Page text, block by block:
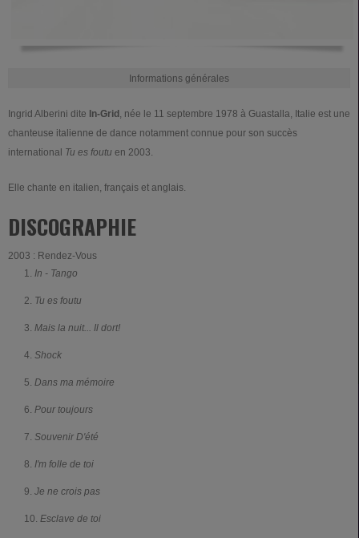
Informations générales
Ingrid Alberini dite In-Grid , née le 11 septembre 1978 à Guastalla, Italie est une
chanteuse italienne de dance notamment connue pour son succès
international Tu es foutu en 2003.
Elle chante en italien, français et anglais.
DISCOGRAPHIE
2003 : Rendez-Vous
In - Tango
Tu es foutu
Mais la nuit... Il dort!
Shock
Dans ma mémoire
Pour toujours
Souvenir D'été
I'm folle de toi
Je ne crois pas
Esclave de toi